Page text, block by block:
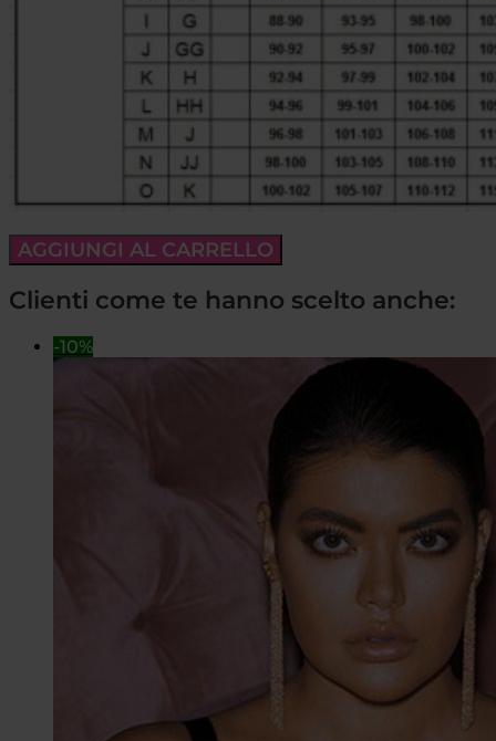
AGGIUNGI AL CARRELLO
Clienti come te hanno scelto anche:
-10%